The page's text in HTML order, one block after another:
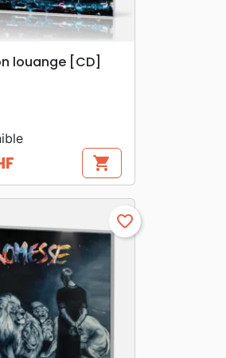
RAPIDE
louange [CD]
shopping_cart
favorite_border